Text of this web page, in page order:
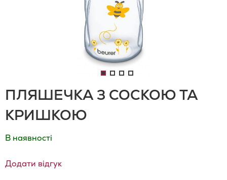
ПЛЯШЕЧКА З СОСКОЮ ТА
КРИШКОЮ
В наявності
Додати відгук